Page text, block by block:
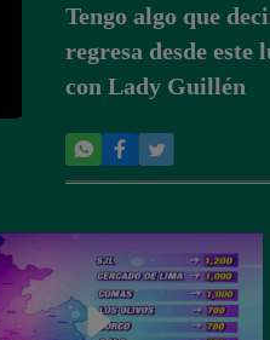
Tengo algo que
regresa desde este
con Lady Guillén